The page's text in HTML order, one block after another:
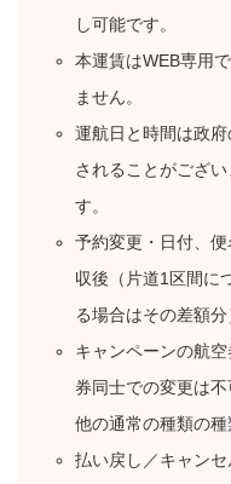
し可能です。
本運賃はWEB専用
ません。
運航日と時間は政
されることがござ
す。
予約変更・日付、
収後（片道1区間に
る場合はその差額分
キャンペーンの航
券同士での変更は不
他の通常の種類の種
払い戻し／キャンセ